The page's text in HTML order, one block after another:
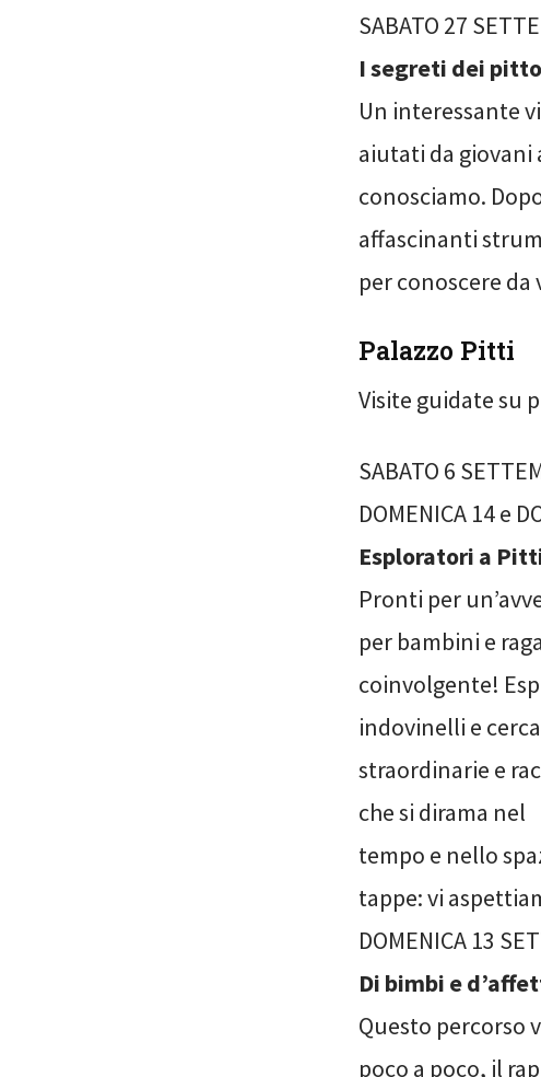
SABATO 27
I segreti dei
Un interessante
aiutati da giovani
conosciamo.
affascinanti
per conoscere
Palazzo Pitti
Visite guidate su
SABATO 6
DOMENICA 14 e
Esploratori a
Pronti per
per bambini e
coinvolgente!
indovinelli e
straordinarie e
che si dirama nel
tempo e nello
tappe: vi
DOMENICA 13
Di bimbi e
Questo percorso
poco a poco, il